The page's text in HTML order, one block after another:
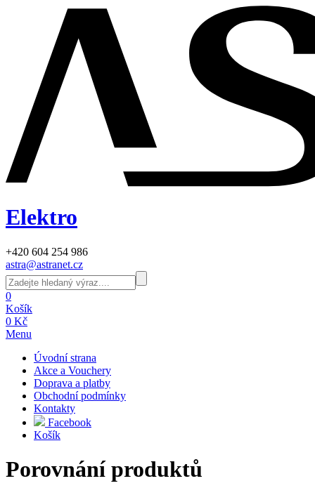
Elektro
+420 604 254 986
astra@astranet.cz
0
Košík
0 Kč
Menu
Úvodní strana
Akce a Vouchery
Doprava a platby
Obchodní podmínky
Kontakty
Facebook
Košík
Porovnání produktů